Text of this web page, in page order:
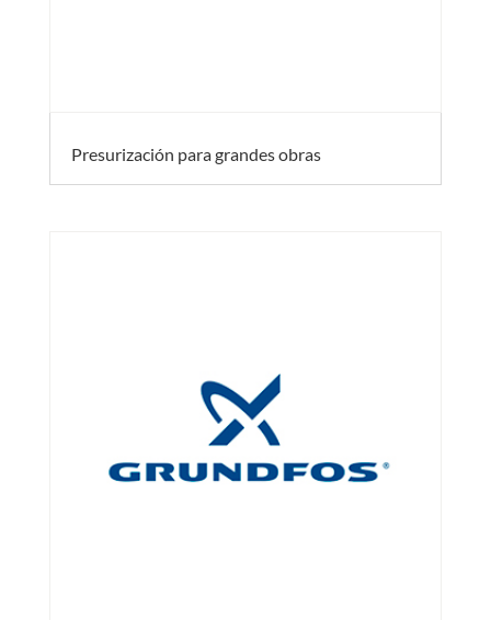
Presurización para grandes obras